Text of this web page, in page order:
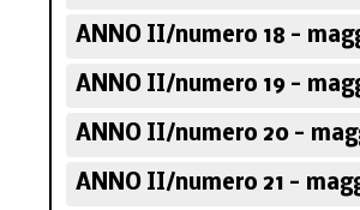
ANNO II/numero 18 -
ANNO II/numero 19 -
ANNO II/numero 20 -
ANNO II/numero 21 -